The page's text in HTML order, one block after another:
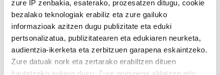
zure IP zenbakia, esaterako, prozesatzen ditugu, cookie
bezalako teknologiak erabiliz eta zure gailuko
informazioak azitzen dugu publizitate eta eduki
pertsonalizatua, publizitatearen eta edukiaren neurketa,
audientzia-ikerketa eta zerbitzuen garapena eskaintzeko.
Zure datuak nork eta zertarako erabiltzen dituen
hautatzeko aukera duzu. Zure onespena aldatzen edo